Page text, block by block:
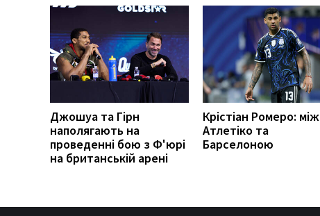
Джошуа та Гірн
наполягають на
проведенні бою з Ф'юрі
на британській арені
Крістіан Ромеро: між
Атлетіко та
Барселоною